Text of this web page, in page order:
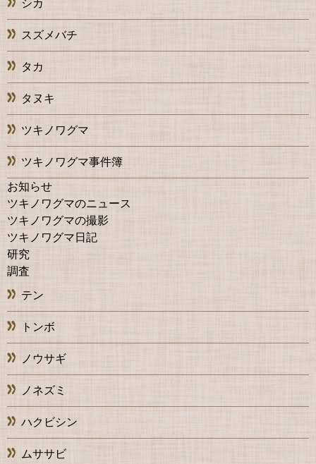
シカ
スズメバチ
タカ
タヌキ
ツキノワグマ
ツキノワグマ事件簿
お知らせ
ツキノワグマのニュース
ツキノワグマの撮影
ツキノワグマ日記
研究
調査
テン
トンボ
ノウサギ
ノネズミ
ハクビシン
ムササビ